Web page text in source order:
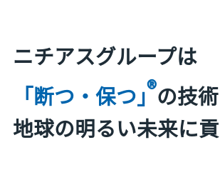
ニチアスグループは
「断つ・保つ」
®の技
地球の明るい未来に